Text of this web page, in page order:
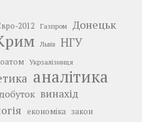
2012 Газпром Донецьк
Львів
НГУ
Укрзалізниця
аналітика
винахід
економіка закон